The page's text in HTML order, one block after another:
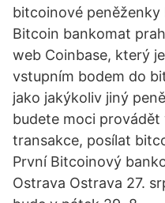
bitcoinové peněženky
Bitcoin bankomat
web Coinbase, který
vstupním bodem do
jako jakýkoliv jiný
budete moci
transakce, posílat
První Bitcoinový
Ostrava Ostrava 27.